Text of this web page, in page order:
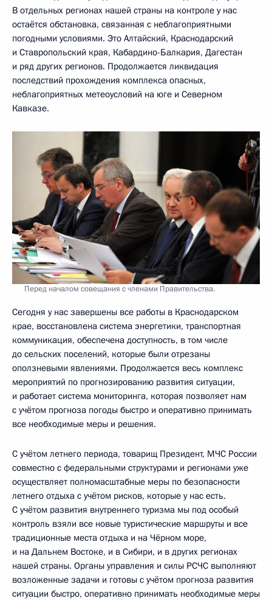
В отдельных регионах нашей страны на контроле у нас
остаётся обстановка, связанная с неблагоприятными
погодными условиями. Это Алтайский, Краснодарский
и Ставропольский края, Кабардино-Балкария, Дагестан
и ряд других регионов. Продолжается ликвидация
последствий прохождения комплекса опасных,
неблагоприятных метеоусловий на юге и Северном
Кавказе.
Перед началом совещания с членами Правительства.
Сегодня у нас завершены все работы в Краснодарском
крае, восстановлена система энергетики, транспортная
коммуникация, обеспечена доступность, в том числе
до сельских поселений, которые были отрезаны
оползневыми явлениями. Продолжается весь комплекс
мероприятий по прогнозированию развития ситуации,
и работает система мониторинга, которая позволяет нам
с учётом прогноза погоды быстро и оперативно принимать
все необходимые меры и решения.
С учётом летнего периода, товарищ Президент, МЧС России
совместно с федеральными структурами и регионами уже
осуществляет полномасштабные меры по безопасности
летнего отдыха с учётом рисков, которые у нас есть.
С учётом развития внутреннего туризма мы под особый
контроль взяли все новые туристические маршруты и все
традиционные места отдыха и на Чёрном море,
и на Дальнем Востоке, и в Сибири, и в других регионах
нашей страны. Органы управления и силы РСЧС выполняют
возложенные задачи и готовы с учётом прогноза развития
ситуации быстро, оперативно принимать необходимые меры